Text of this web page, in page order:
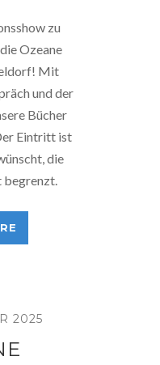
zu
Ozeane
Mit
und der
Bücher
Eintritt ist
die
begrenzt.
2025